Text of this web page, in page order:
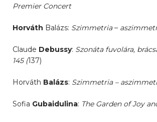
Premier Concert
Horváth Balázs: Szimmetria–
Claude Debussy: Szonáta fuvolára,
145 (137)
Horváth Balázs: Szimmetria –
Sofia Gubaidulina: The Garden of Joy